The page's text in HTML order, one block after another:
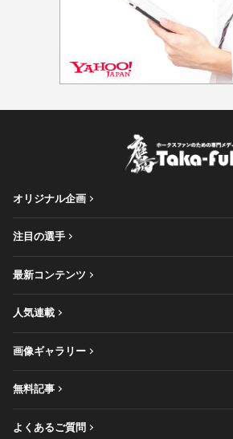
オリジナル企画
注目の選手
最新コンテンツ
人気連載
画像ギャラリー
無料記事
よくあるご質問